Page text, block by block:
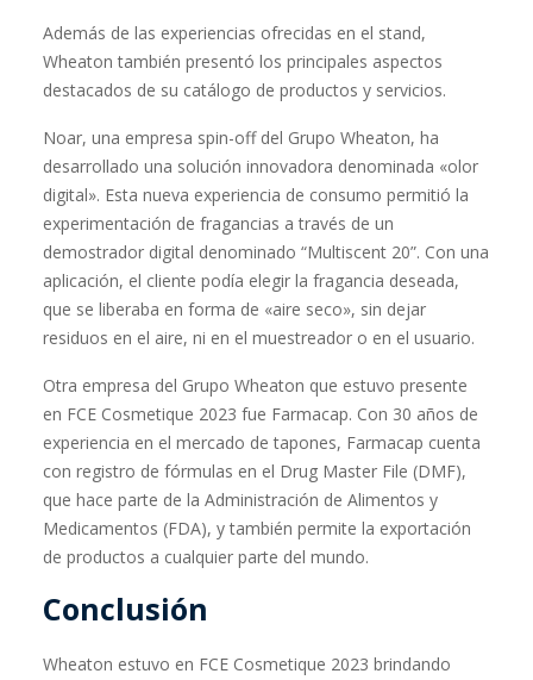
Además de las experiencias ofrecidas en el stand,
Wheaton también presentó los principales aspectos
destacados de su catálogo de productos y servicios.
Noar, una empresa spin-off del Grupo Wheaton, ha
desarrollado una solución innovadora denominada «olor
digital». Esta nueva experiencia de consumo permitió la
experimentación de fragancias a través de un
demostrador digital denominado “Multiscent 20”. Con una
aplicación, el cliente podía elegir la fragancia deseada,
que se liberaba en forma de «aire seco», sin dejar
residuos en el aire, ni en el muestreador o en el usuario.
Otra empresa del Grupo Wheaton que estuvo presente
en FCE Cosmetique 2023 fue Farmacap. Con 30 años de
experiencia en el mercado de tapones, Farmacap cuenta
con registro de fórmulas en el Drug Master File (DMF),
que hace parte de la Administración de Alimentos y
Medicamentos (FDA), y también permite la exportación
de productos a cualquier parte del mundo.
Conclusión
Wheaton estuvo en FCE Cosmetique 2023 brindando